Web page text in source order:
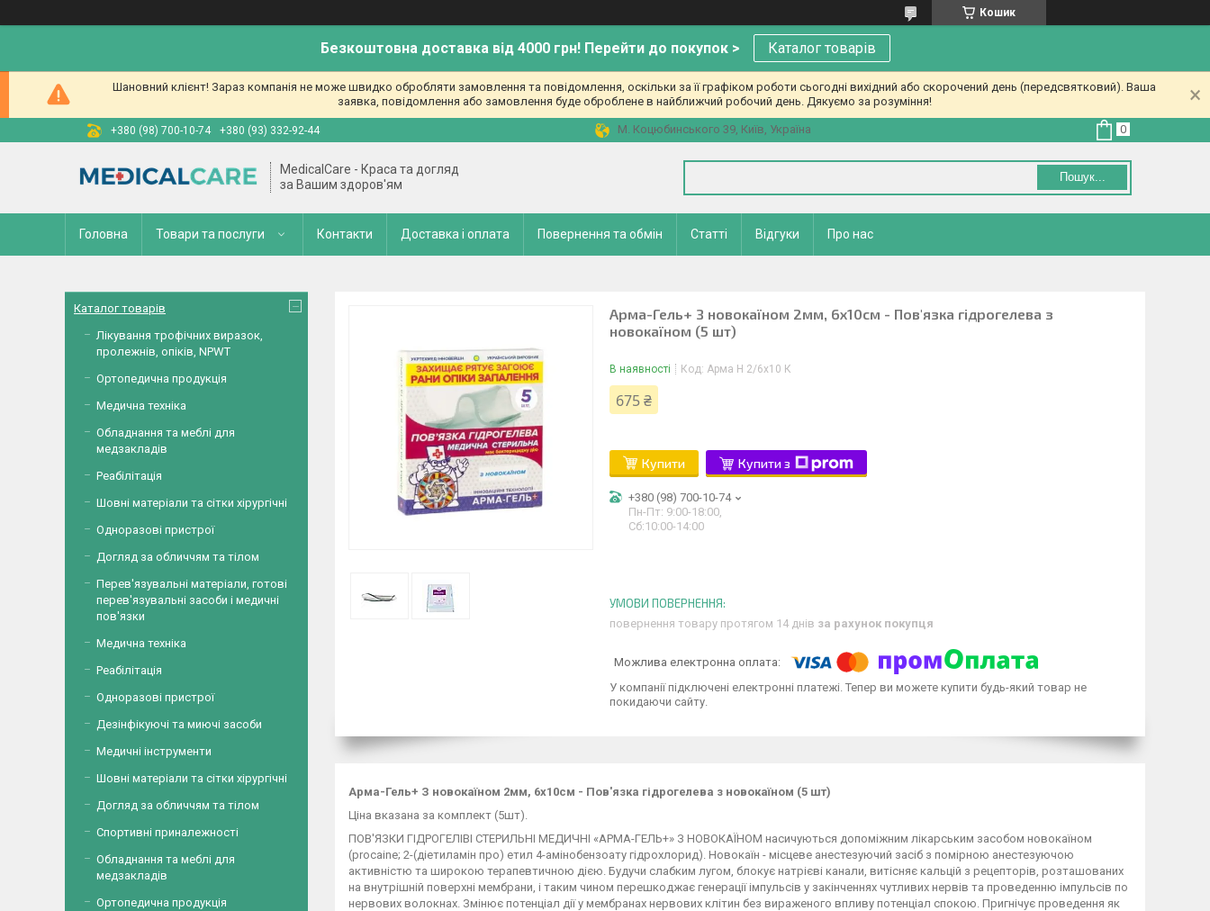
Кошик
Безкоштовна доставка від 4000 грн! Перейти до покупок > Каталог товарів
Шановний клієнт! Зараз компанія не може швидко обробляти замовлення та повідомлення, оскільки за її графіком роботи сьогодні вихідний або скорочений день (передсвятковий). Ваша
заявка, повідомлення або замовлення буде оброблене в найближчий робочий день. Дякуємо за розуміння!
+380 (98) 700-10-74 +380 (93) 332-92-44 М. Коцюбинського 39, Київ, Україна
MedicalCare - Краса та догляд
за Вашим здоров'ям
Пошук...
Головна Товари та послуги Контакти Доставка і оплата Повернення та обмін Статті Відгуки Про нас
Арма-Гель+ З новокаїном 2мм, 6х10см - Пов'язка гідрогелева з
новокаїном (5 шт)
В наявності Код: Арма Н 2/6х10 К
675 ₴
Купити Купити з
+380 (98) 700-10-74
Пн-Пт: 9:00-18:00,
Сб:10:00-14:00
повернення товару протягом 14 днів за рахунок покупця
У компанії підключені електронні платежі. Тепер ви можете купити будь-який товар не
покидаючи сайту.
Арма-Гель+ З новокаїном 2мм, 6х10см - Пов'язка гідрогелева з новокаїном (5 шт)
Ціна вказана за комплект (5шт).
ПОВ'ЯЗКИ ГІДРОГЕЛІВІ СТЕРИЛЬНІ МЕДИЧНІ «АРМА-ГЕЛЬ+» З НОВОКАЇНОМ насичуються допоміжним лікарським засобом новокаїном
(procaine; 2-(діетиламін про) етил 4-амінобензоату гідрохлорид). Новокаїн - місцеве анестезуючий засіб з помірною анестезуючою
активністю та широкою терапевтичною дією. Будучи слабким лугом, блокує натрієві канали, витісняє кальцій з рецепторів, розташованих
на внутрішній поверхні мембрани, і таким чином перешкоджає генерації імпульсів у закінченнях чутливих нервів та проведенню імпульсів по
нервових волокнах. Змінює потенціал дії у мембранах нервових клітин без вираженого впливу потенціал спокою. Пригнічує проведення як
Каталог товарів
Лікування трофічних виразок,
пролежнів, опіків, NPWT
Ортопедична продукція
Медична техніка
Обладнання та меблі для
медзакладів
Реабілітація
Шовні матеріали та сітки хірургічні
Одноразові пристрої
Догляд за обличчям та тілом
Перев'язувальні матеріали, готові
перев'язувальні засоби і медичні
пов'язки
Медична техніка
Реабілітація
Одноразові пристрої
Дезінфікуючі та миючі засоби
Медичні інструменти
Шовні матеріали та сітки хірургічні
Догляд за обличчям та тілом
Спортивні приналежності
Обладнання та меблі для
медзакладів
Ортопедична продукція